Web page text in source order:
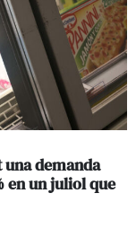
demanda
en un juliol que